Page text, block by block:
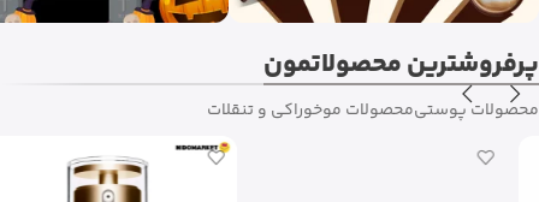
پرفروشترین محصولاتمون
محصولات پوستیمحصولات موخوراکی و تنقلات